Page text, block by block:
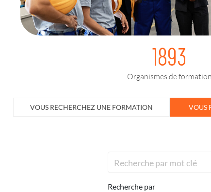
1893
Organismes de formation
VOUS RECHERCHEZ UNE FORMATION VOUS
Recherche par